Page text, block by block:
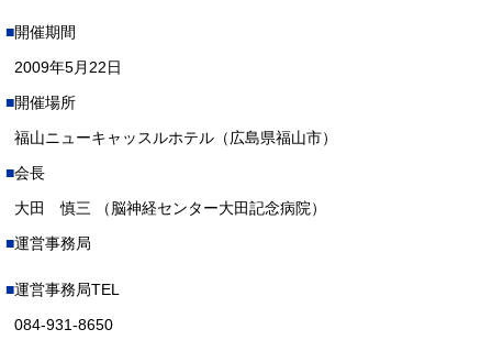
開催期間
2009年5月22日
開催場所
福山ニューキャッスルホテル（広島県福山市）
会長
大田 慎三 （脳神経センター大田記念病院）
運営事務局
運営事務局TEL
084-931-8650